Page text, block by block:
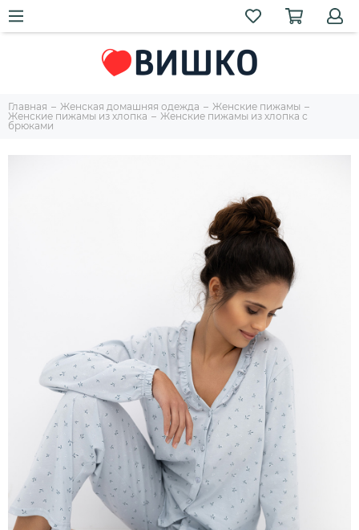
Главная Женская домашняя одежда
Женские пижамы
Женские пижамы из хлопка
Женские пижамы из хлопка с
брюками